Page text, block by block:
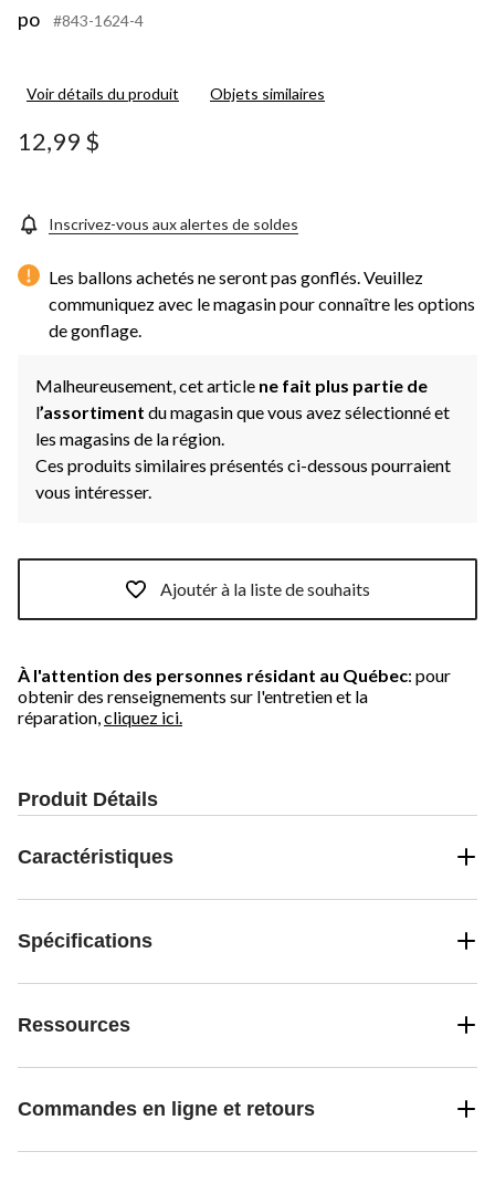
po
#843-1624-4
Voir détails du produit Objets similaires
12,99 $
Inscrivez-vous aux alertes de soldes
Les ballons achetés ne seront pas gonflés. Veuillez
communiquez avec le magasin pour connaître les options
de gonflage.
Malheureusement, cet article ne fait plus partie de
l’assortiment du magasin que vous avez sélectionné et
les magasins de la région.
Ces produits similaires présentés ci-dessous pourraient
vous intéresser.
Ajoutér à la liste de souhaits
À l'attention des personnes résidant au Québec: pour
obtenir des renseignements sur l'entretien et la
réparation, cliquez ici.
Produit Détails
Caractéristiques
Spécifications
Ressources
Commandes en ligne et retours